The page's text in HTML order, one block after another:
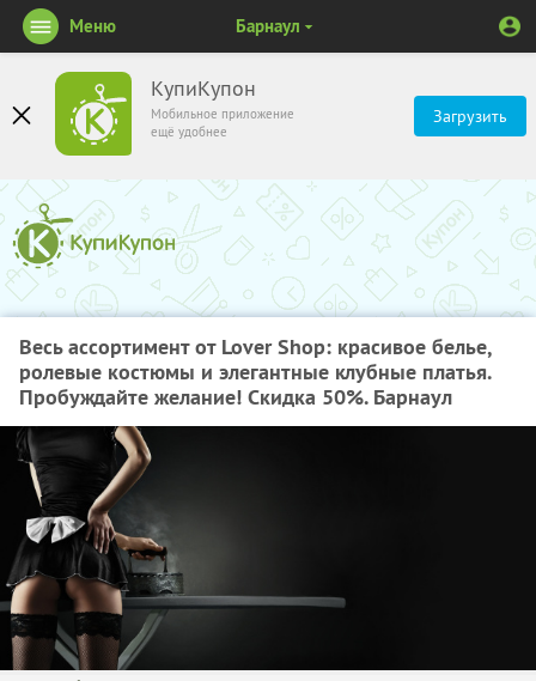
КупиКупон
Мобильное приложение
ещё удобнее
Загрузить
Меню Барнаул
Весь ассортимент от Lover Shop: красивое белье,
ролевые костюмы и элегантные клубные платья.
Пробуждайте желание! Скидка 50%. Барнаул